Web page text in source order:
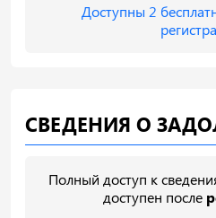
Доступны 2
СВЕДЕНИЯ О
Полный доступ к
доступен после